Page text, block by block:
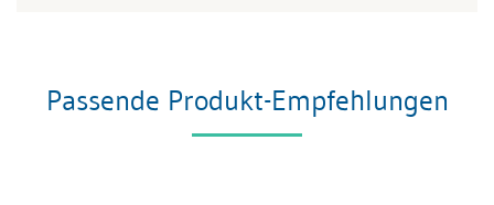
Passende Produkt-Empfehlungen